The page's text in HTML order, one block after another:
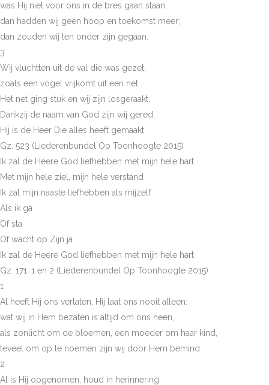
was Hij niet voor ons in de bres gaan staan,
dan hadden wij geen hoop en toekomst meer;
dan zouden wij ten onder zijn gegaan.
3
Wij vluchtten uit de val die was gezet,
zoals een vogel vrijkomt uit een net.
Het net ging stuk en wij zijn losgeraakt.
Dankzij de naam van God zijn wij gered;
Hij is de Heer Die alles heeft gemaakt.
Gz. 523 (Liederenbundel Op Toonhoogte 2015)
Ik zal de Heere God liefhebben met mijn hele hart
Met mijn hele ziel, mijn hele verstand
Ik zal mijn naaste liefhebben als mijzelf
Als ik ga
Of sta
Of wacht op Zijn ja
Ik zal de Heere God liefhebben met mijn hele hart
Gz. 171: 1 en 2 (Liederenbundel Op Toonhoogte 2015)
1
Al heeft Hij ons verlaten, Hij laat ons nooit alleen:
wat wij in Hem bezaten is altijd om ons heen,
als zonlicht om de bloemen, een moeder om haar kind,
teveel om op te noemen zijn wij door Hem bemind.
2
Al is Hij opgenomen, houd in herinnering